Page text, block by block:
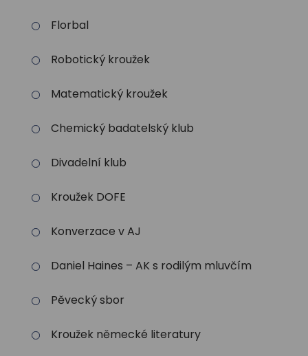
Florbal
Robotický kroužek
Matematický kroužek
Chemický badatelský klub
Divadelní klub
Kroužek DOFE
Konverzace v AJ
Daniel Haines – AK s rodilým mluvčím
Pěvecký sbor
Kroužek německé literatury